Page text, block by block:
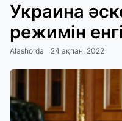
Украина
режимін
Alashorda 24 ақпан, 2022